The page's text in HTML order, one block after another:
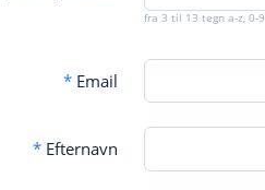
fra 3 til 13 tegn a-z, 0-9
*Email
*Efternavn